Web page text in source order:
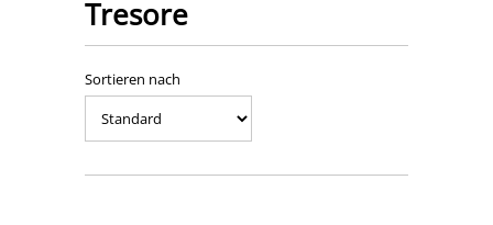
Tresore
Sortieren nach